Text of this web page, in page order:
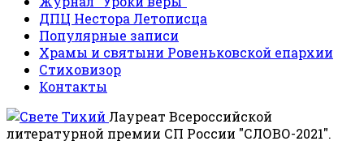
ДПЦ Нестора Летописца
Популярные записи
Храмы и святыни Ровеньковской епархии
Стиховизор
Контакты
Лауреат Всероссийской
литературной премии СП России "СЛОВО-2021".